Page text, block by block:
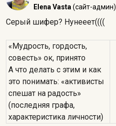
Elena Vasta (сайт-админ)
Серый шифер? Нунееет((((
«Мудрость, гордость,
совесть» ок, принято
А что делать с этим и как
это понимать: «активисты
спешат на радость»
(последняя графа,
характеристика личности)